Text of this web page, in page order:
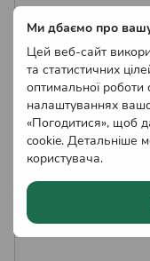
Ми дбаємо про
Цей веб-сайт
та статистичних
оптимальної роботи
налаштуваннях
«Погодитися», щоб
cookie. Детальніше
користувача.